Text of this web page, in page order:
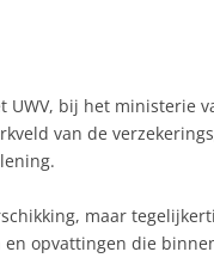
bij het ministerie
van de
maar
opvattingen die